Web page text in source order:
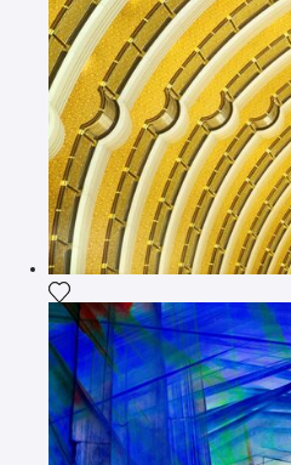
Voeg het product toe aan